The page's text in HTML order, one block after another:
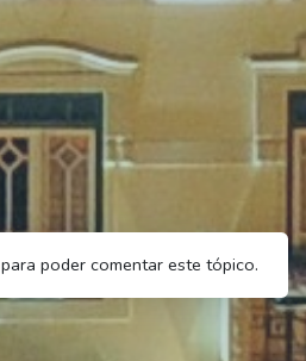
para poder comentar este tópico.